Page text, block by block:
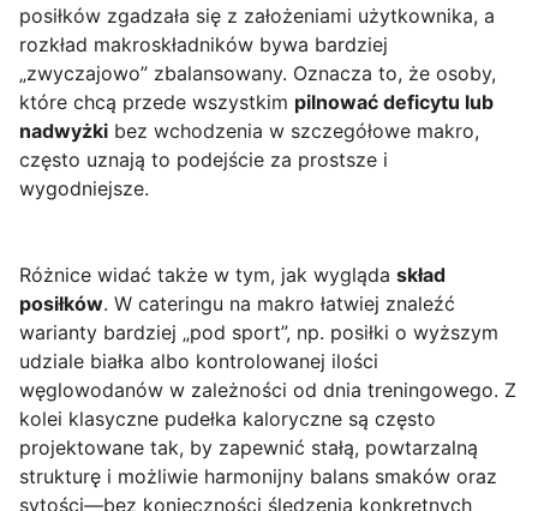
posiłków zgadzała się z założeniami użytkownika, a
rozkład makroskładników bywa bardziej
„zwyczajowo” zbalansowany. Oznacza to, że osoby,
które chcą przede wszystkim pilnować deficytu lub
nadwyżki bez wchodzenia w szczegółowe makro,
często uznają to podejście za prostsze i
wygodniejsze.
Różnice widać także w tym, jak wygląda skład
posiłków. W cateringu na makro łatwiej znaleźć
warianty bardziej „pod sport”, np. posiłki o wyższym
udziale białka albo kontrolowanej ilości
węglowodanów w zależności od dnia treningowego. Z
kolei klasyczne pudełka kaloryczne są często
projektowane tak, by zapewnić stałą, powtarzalną
strukturę i możliwie harmonijny balans smaków oraz
sytości—bez konieczności śledzenia konkretnych